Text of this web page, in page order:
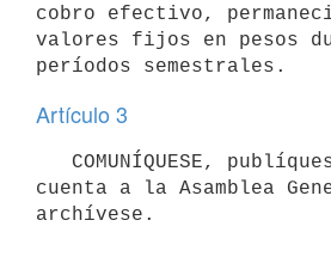
cobro efectivo,
valores fijos en pesos
Artículo 3
cuenta a la Asamblea
archívese.